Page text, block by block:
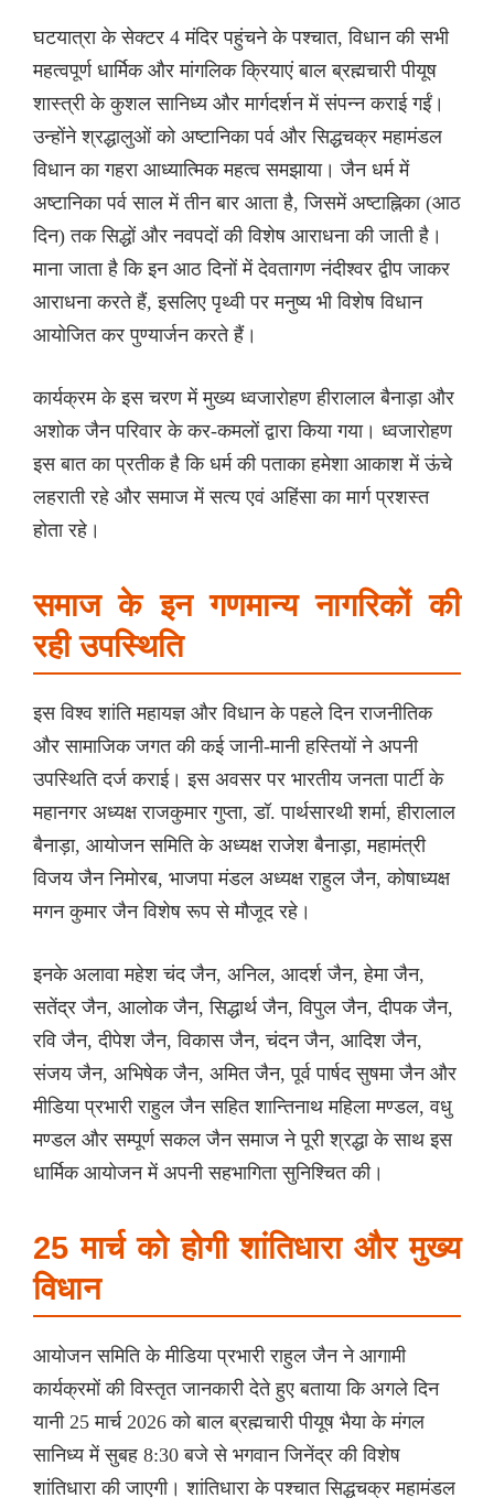
घटयात्रा के सेक्टर 4 मंदिर पहुंचने के पश्चात, विधान की सभी
महत्वपूर्ण धार्मिक और मांगलिक क्रियाएं बाल ब्रह्मचारी पीयूष
शास्त्री के कुशल सानिध्य और मार्गदर्शन में संपन्न कराई गईं।
उन्होंने श्रद्धालुओं को अष्टानिका पर्व और सिद्धचक्र महामंडल
विधान का गहरा आध्यात्मिक महत्व समझाया। जैन धर्म में
अष्टानिका पर्व साल में तीन बार आता है, जिसमें अष्टाह्निका (आठ
दिन) तक सिद्धों और नवपदों की विशेष आराधना की जाती है।
माना जाता है कि इन आठ दिनों में देवतागण नंदीश्वर द्वीप जाकर
आराधना करते हैं, इसलिए पृथ्वी पर मनुष्य भी विशेष विधान
आयोजित कर पुण्यार्जन करते हैं।
कार्यक्रम के इस चरण में मुख्य ध्वजारोहण हीरालाल बैनाड़ा और
अशोक जैन परिवार के कर-कमलों द्वारा किया गया। ध्वजारोहण
इस बात का प्रतीक है कि धर्म की पताका हमेशा आकाश में ऊंचे
लहराती रहे और समाज में सत्य एवं अहिंसा का मार्ग प्रशस्त
होता रहे।
समाज के इन गणमान्य नागरिकों की
रही उपस्थिति
इस विश्व शांति महायज्ञ और विधान के पहले दिन राजनीतिक
और सामाजिक जगत की कई जानी-मानी हस्तियों ने अपनी
उपस्थिति दर्ज कराई। इस अवसर पर भारतीय जनता पार्टी के
महानगर अध्यक्ष राजकुमार गुप्ता, डॉ. पार्थसारथी शर्मा, हीरालाल
बैनाड़ा, आयोजन समिति के अध्यक्ष राजेश बैनाड़ा, महामंत्री
विजय जैन निमोरब, भाजपा मंडल अध्यक्ष राहुल जैन, कोषाध्यक्ष
मगन कुमार जैन विशेष रूप से मौजूद रहे।
इनके अलावा महेश चंद जैन, अनिल, आदर्श जैन, हेमा जैन,
सतेंद्र जैन, आलोक जैन, सिद्धार्थ जैन, विपुल जैन, दीपक जैन,
रवि जैन, दीपेश जैन, विकास जैन, चंदन जैन, आदिश जैन,
संजय जैन, अभिषेक जैन, अमित जैन, पूर्व पार्षद सुषमा जैन और
मीडिया प्रभारी राहुल जैन सहित शान्तिनाथ महिला मण्डल, वधु
मण्डल और सम्पूर्ण सकल जैन समाज ने पूरी श्रद्धा के साथ इस
धार्मिक आयोजन में अपनी सहभागिता सुनिश्चित की।
25 मार्च को होगी शांतिधारा और मुख्य
विधान
आयोजन समिति के मीडिया प्रभारी राहुल जैन ने आगामी
कार्यक्रमों की विस्तृत जानकारी देते हुए बताया कि अगले दिन
यानी 25 मार्च 2026 को बाल ब्रह्मचारी पीयूष भैया के मंगल
सानिध्य में सुबह 8:30 बजे से भगवान जिनेंद्र की विशेष
शांतिधारा की जाएगी। शांतिधारा के पश्चात सिद्धचक्र महामंडल